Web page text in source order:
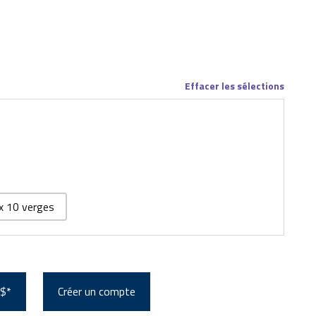
Effacer les sélections
10 verges
Créer un compte